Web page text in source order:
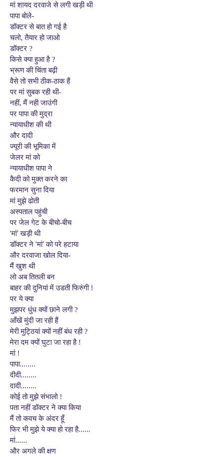
मां शायद दरवाजे से लगी खड़ी थी
पापा बोले-
डॉक्टर से बात हो गई है
चलो, तैयार हो जाओ
डॉक्टर ?
किसे क्या हुआ है ?
भ्रूण की चिंता बढ़ी
वैसे तो सभी ठीक-ठाक हैं
पर मां सुबक रही थी-
नहीं, मैं नही जाउंगी
पर पापा की मुद्रा
न्यायाधीश की थी
और दादी
ज्यूरी की भूमिका में
जेलर मां को
न्यायाधीश पापा ने
कैदी को मुक्त करने का
फरमान सुना दिया
मां मुझे ढोती
अस्पताल पहुंची
पर जेल गेट के बीचो-बीच
‘मां’खड़ी थी
डॉक्टर ने ‘मां’को परे हटाया
और दरवाजा खोल दिया-
मैं खुश थी
लो अब तितली बन
बाहर की दुनियां में उडती फिरुंगी !
पर ये क्या
मुझपर धुंध क्यों छाने लगी ?
आँखें मुंदी जा रही हैं
मेरी मुट्ठियां क्यों नहीं बंध रही ?
मेरा दम क्यों घुटा जा रहा है !
मां !
पापा........
दीदी........
दादी........
कोई तो मुझे संभालो !
पता नहीं डॉक्टर ने क्या किया
मैं तो कवच के अंदर हूँ
फिर भी मुझे ये क्या हो रहा है......
मां......
और अगले की क्षण